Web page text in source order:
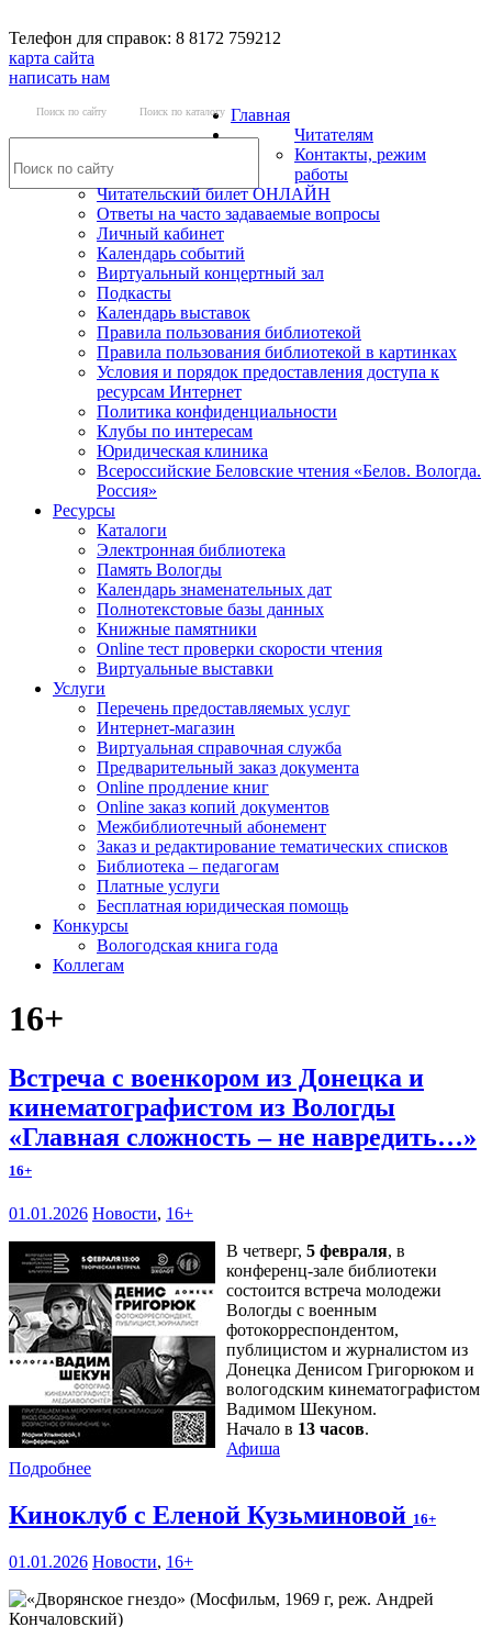
Телефон для справок: 8 8172 759212
карта сайта
написать нам
Поиск по сайту Поиск по каталогу Главная
Читателям
Контакты, режим
работы
Читательский билет ОНЛАЙН
Ответы на часто задаваемые вопросы
Личный кабинет
Календарь событий
Виртуальный концертный зал
Подкасты
Календарь выставок
Правила пользования библиотекой
Правила пользования библиотекой в картинках
Условия и порядок предоставления доступа к
ресурсам Интернет
Политика конфиденциальности
Клубы по интересам
Юридическая клиника
Всероссийские Беловские чтения «Белов. Вологда.
Россия»
Ресурсы
Каталоги
Электронная библиотека
Память Вологды
Календарь знаменательных дат
Полнотекстовые базы данных
Книжные памятники
Online тест проверки скорости чтения
Виртуальные выставки
Услуги
Перечень предоставляемых услуг
Интернет-магазин
Виртуальная справочная служба
Предварительный заказ документа
Online продление книг
Online заказ копий документов
Межбиблиотечный абонемент
Заказ и редактирование тематических списков
Библиотека – педагогам
Платные услуги
Бесплатная юридическая помощь
Конкурсы
Вологодская книга года
Коллегам
16+
Встреча с военкором из Донецка и
кинематографистом из Вологды
«Главная сложность – не навредить…»
16+
01.01.2026 Новости, 16+
В четверг, 5 февраля, в
конференц-зале библиотеки
состоится встреча молодежи
Вологды с военным
фотокорреспондентом,
публицистом и журналистом из
Донецка Денисом Григорюком и
вологодским кинематографистом
Вадимом Шекуном.
Начало в 13 часов.
Афиша
Подробнее
Киноклуб с Еленой Кузьминовой 16+
01.01.2026 Новости, 16+